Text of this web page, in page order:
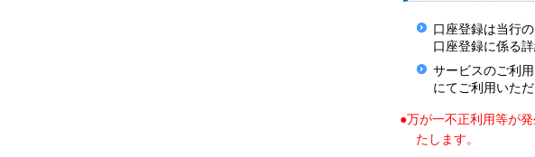
口座登録は当行
口座登録に係る
サービスのご利
にてご利用いた
●万が一不正利用等が
たします。